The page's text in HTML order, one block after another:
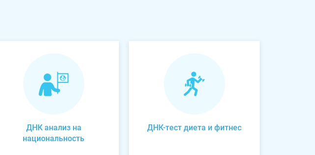
ДНК анализ на
национальность
ДНК-тест диета и фитнес